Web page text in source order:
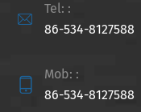

Tel: :
86-534-8127588

Mob: :
86-534-8127588